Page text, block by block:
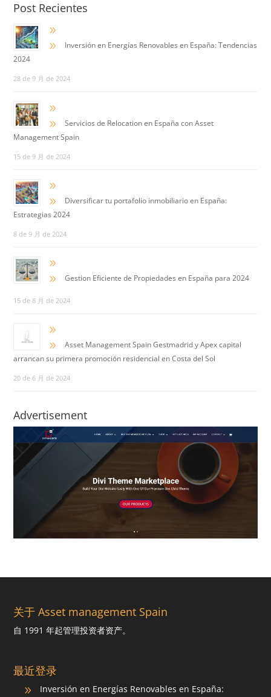
Post Recientes
9
9
Inversión en Energías Renovables en España: Tendencias
2024
28 de 9 月 de 2024
9
9
Servicios de Relocation en España con Asset
Management Spain
15 de 9 月 de 2024
9
9
Diversificar tu portafolio inmobiliario en España:
Estrategias 2024
8 de 9 月 de 2024
9
9
Gestion Eficiente de Propiedades en España para 2024
15 de 8 月 de 2024
9
9
Asset Management Spain Gestmadrid y Apex capital
arrancan su primera promoción residencial en Costa del Sol
20 de 6 月 de 2024
Advertisement
关于 Asset management Spain
自 1991 年起管理投资者资产。
最近登录
9
Inversión en Energías Renovables en España: